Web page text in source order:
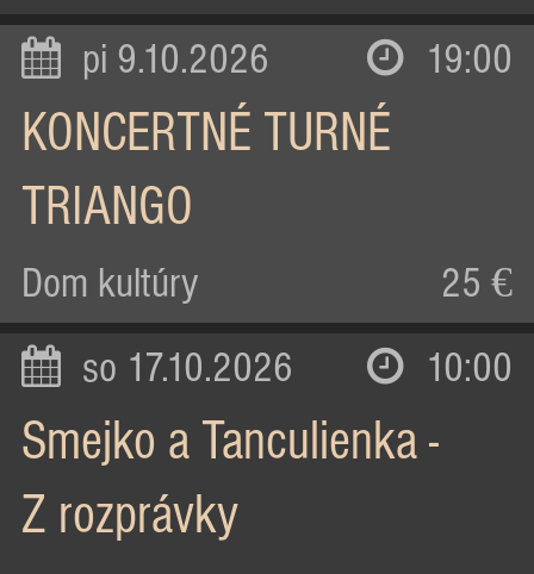
pi 9.10.2026 19:00
KONCERTNÉ TURNÉ
TRIANGO
Dom kultúry 25 €
so 17.10.2026 10:00
Smejko a Tanculienka -
Z rozprávky